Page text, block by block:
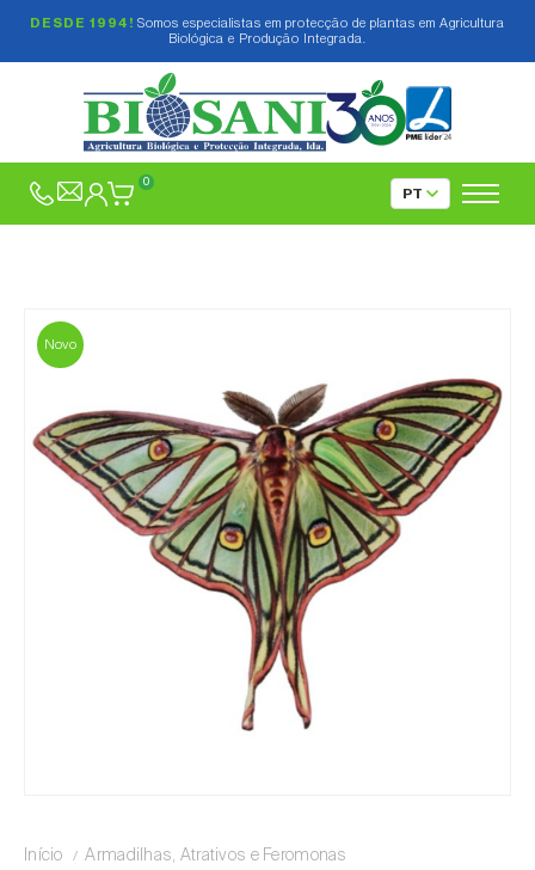
DESDE 1994! Somos especialistas em protecção de plantas em Agricultura
Biológica e Produção Integrada.
0
Novo
Início
Armadilhas, Atrativos e Feromonas